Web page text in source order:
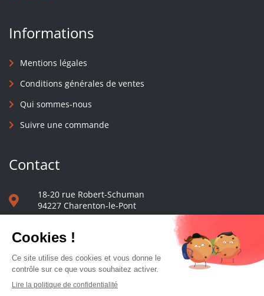
Informations
Mentions légales
Conditions générales de ventes
Qui sommes-nous
Suivre une commande
Contact
18-20 rue Robert-Schuman
94227 Charenton-le-Pont